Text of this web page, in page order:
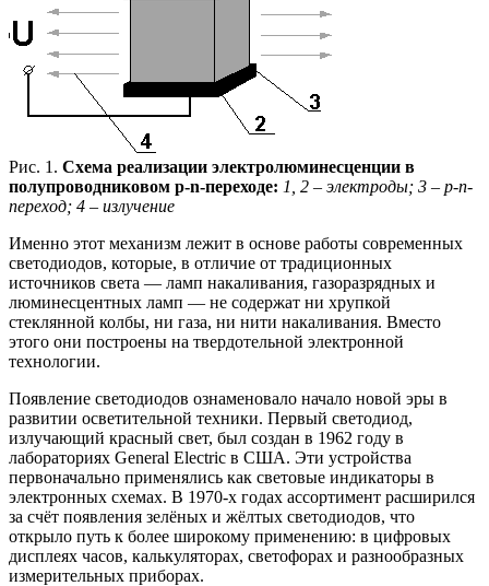
Рис. 1. Схема реализации электролюминесценции в
полупроводниковом p-n-переходе: 1, 2 – электроды; 3 – p-n-
переход; 4 – излучение
Именно этот механизм лежит в основе работы современных
светодиодов, которые, в отличие от традиционных
источников света — ламп накаливания, газоразрядных и
люминесцентных ламп — не содержат ни хрупкой
стеклянной колбы, ни газа, ни нити накаливания. Вместо
этого они построены на твердотельной электронной
технологии.
Появление светодиодов ознаменовало начало новой эры в
развитии осветительной техники. Первый светодиод,
излучающий красный свет, был создан в 1962 году в
лабораториях General Electric в США. Эти устройства
первоначально применялись как световые индикаторы в
электронных схемах. В 1970-х годах ассортимент расширился
за счёт появления зелёных и жёлтых светодиодов, что
открыло путь к более широкому применению: в цифровых
дисплеях часов, калькуляторах, светофорах и разнообразных
измерительных приборах.